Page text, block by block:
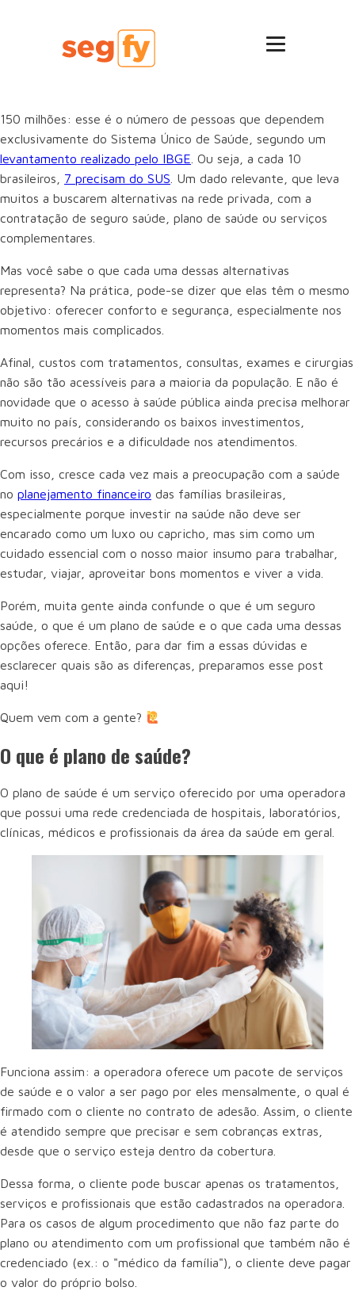
150 milhões: esse é o número de pessoas que dependem
exclusivamente do Sistema Único de Saúde, segundo um
levantamento realizado pelo IBGE . Ou seja, a cada 10
brasileiros, 7 precisam do SUS . Um dado relevante, que leva
muitos a buscarem alternativas na rede privada, com a
contratação de seguro saúde, plano de saúde ou serviços
complementares.
Mas você sabe o que cada uma dessas alternativas
representa? Na prática, pode-se dizer que elas têm o mesmo
objetivo: oferecer conforto e segurança, especialmente nos
momentos mais complicados.
Afinal, custos com tratamentos, consultas, exames e cirurgias
não são tão acessíveis para a maioria da população. E não é
novidade que o acesso à saúde pública ainda precisa melhorar
muito no país, considerando os baixos investimentos,
recursos precários e a dificuldade nos atendimentos.
Com isso, cresce cada vez mais a preocupação com a saúde
no planejamento financeiro das famílias brasileiras,
especialmente porque investir na saúde não deve ser
encarado como um luxo ou capricho, mas sim como um
cuidado essencial com o nosso maior insumo para trabalhar,
estudar, viajar, aproveitar bons momentos e viver a vida.
Porém, muita gente ainda confunde o que é um seguro
saúde, o que é um plano de saúde e o que cada uma dessas
opções oferece. Então, para dar fim a essas dúvidas e
esclarecer quais são as diferenças, preparamos esse post
aqui!
Quem vem com a gente?
O que é plano de saúde?
O plano de saúde é um serviço oferecido por uma operadora
que possui uma rede credenciada de hospitais, laboratórios,
clínicas, médicos e profissionais da área da saúde em geral.
Funciona assim: a operadora oferece um pacote de serviços
de saúde e o valor a ser pago por eles mensalmente, o qual é
firmado com o cliente no contrato de adesão. Assim, o cliente
é atendido sempre que precisar e sem cobranças extras,
desde que o serviço esteja dentro da cobertura.
Dessa forma, o cliente pode buscar apenas os tratamentos,
serviços e profissionais que estão cadastrados na operadora.
Para os casos de algum procedimento que não faz parte do
plano ou atendimento com um profissional que também não é
credenciado (ex.: o "médico da família"), o cliente deve pagar
o valor do próprio bolso.